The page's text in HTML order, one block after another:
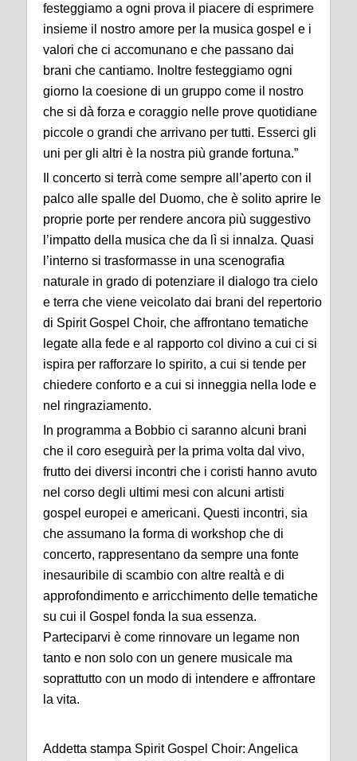
festeggiamo a ogni prova il piacere di esprimere
insieme il nostro amore per la musica gospel e i
valori che ci accomunano e che passano dai
brani che cantiamo. Inoltre festeggiamo ogni
giorno la coesione di un gruppo come il nostro
che si dà forza e coraggio nelle prove quotidiane
piccole o grandi che arrivano per tutti. Esserci gli
uni per gli altri è la nostra più grande fortuna.”
Il concerto si terrà come sempre all ’aperto con il
palco alle spalle del Duomo, che è solito aprire le
proprie porte per rendere ancora più suggestivo
’impatto della musica che da l ì si innalza. Quasi
’interno si trasformasse in una scenografia
naturale in grado di potenziare il dialogo tra cielo
e terra che viene veicolato dai brani del repertorio
di Spirit Gospel Choir, che affrontano tematiche
legate alla fede e al rapporto col divino a cui ci si
ispira per rafforzare lo spirito, a cui si tende per
chiedere conforto e a cui si inneggia nella lode e
nel ringraziamento.
In programma a Bobbio ci saranno alcuni brani
che il coro eseguirà per la prima volta dal vivo,
frutto dei diversi incontri che i coristi hanno avuto
nel corso degli ultimi mesi con alcuni artisti
gospel europei e americani. Questi incontri, sia
che assumano la forma di workshop che di
concerto, rappresentano da sempre una fonte
inesauribile di scambio con altre realtà e di
approfondimento e arricchimento delle tematiche
su cui il Gospel fonda la sua essenza.
Parteciparvi è come rinnovare un legame non
tanto e non solo con un genere musicale ma
soprattutto con un modo di intendere e affrontare
la vita.
Addetta stampa Spirit Gospel Choir: Angelica